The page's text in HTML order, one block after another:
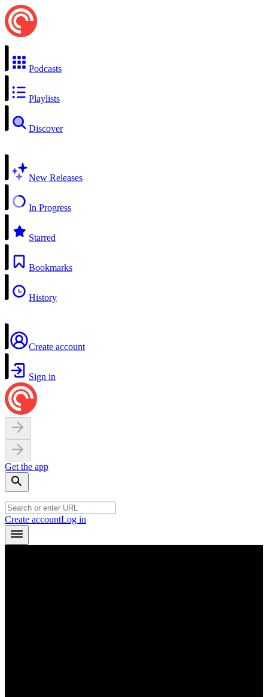
Podcasts
Playlists
Discover
New Releases
In Progress
Starred
Bookmarks
History
Create account
Sign in
Get the app
Create accountLog in